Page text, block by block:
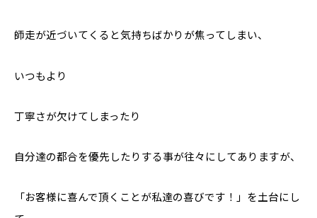
師走が近づいてくると気持ちばかりが焦ってしまい、
いつもより
丁寧さが欠けてしまったり
自分達の都合を優先したりする事が往々にしてありますが、
「お客様に喜んで頂くことが私達の喜びです！」を土台にし